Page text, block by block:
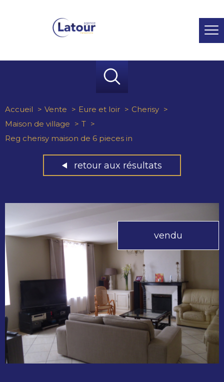
Accueil Vente Eure et loir
Cherisy
Maison de village
T
Reg cherisy maison de 6 pieces in
retour aux résultats
vendu